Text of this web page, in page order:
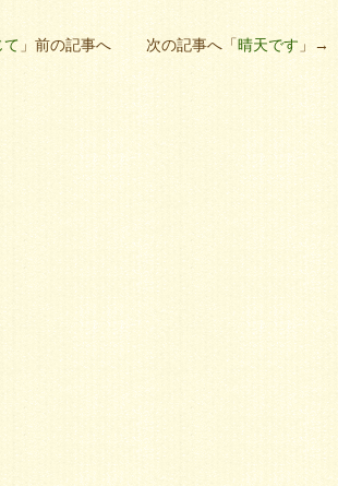
て 」前の記事へ 次の記事へ「晴天です 」→